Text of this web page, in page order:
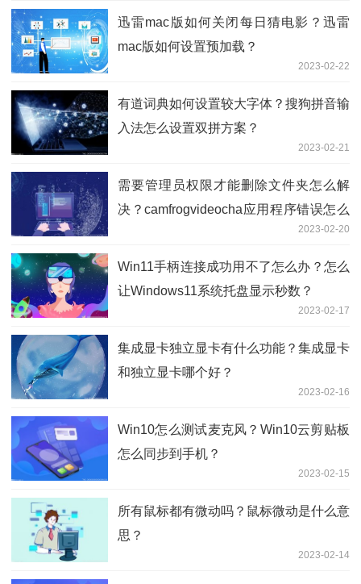
迅雷mac版如何关闭每日猜电影？迅雷
mac版如何设置预加载？
2023-02-22
有道词典如何设置较大字体？搜狗拼音输
入法怎么设置双拼方案？
2023-02-21
需要管理员权限才能删除文件夹怎么解
决？camfrogvideocha应用程序错误怎么
2023-02-20
Win11手柄连接成功用不了怎么办？怎么
让Windows11系统托盘显示秒数？
2023-02-17
集成显卡独立显卡有什么功能？集成显卡
和独立显卡哪个好？
2023-02-16
Win10怎么测试麦克风？Win10云剪贴板
怎么同步到手机？
2023-02-15
所有鼠标都有微动吗？鼠标微动是什么意
思？
2023-02-14